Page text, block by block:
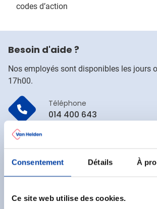
Consentement Détails À
Ce site web utilise des cookies.
codes d’action
Besoin d'aide ?
Nos employés sont disponibles les jours
17h00.
Téléphone
014 400 643